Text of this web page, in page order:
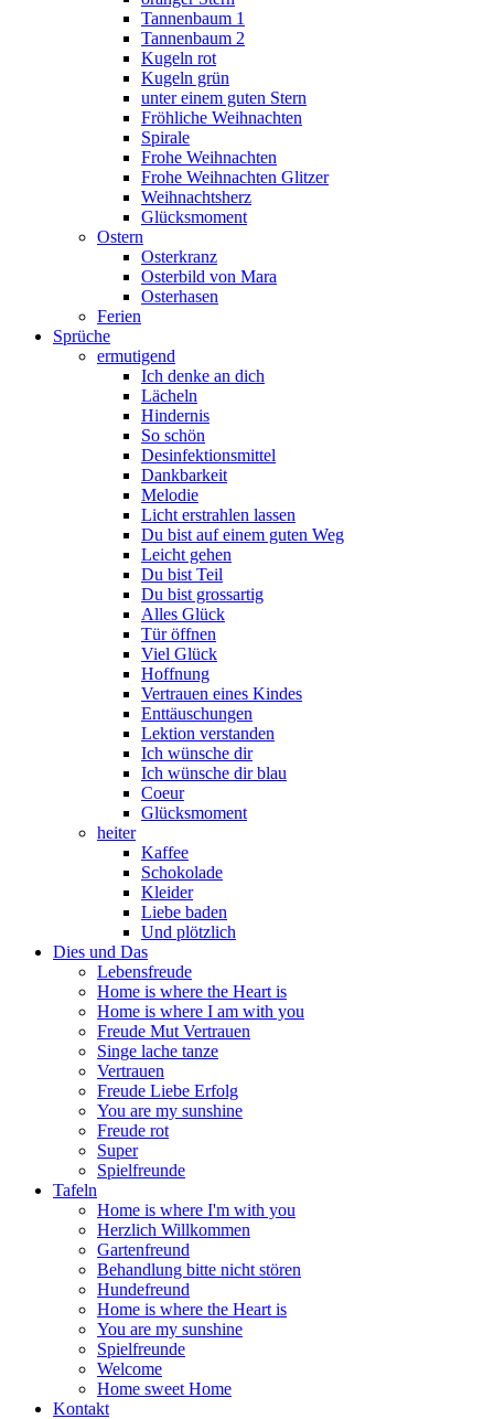
Tannenbaum 1
Tannenbaum 2
Kugeln rot
Kugeln grün
unter einem guten Stern
Fröhliche Weihnachten
Spirale
Frohe Weihnachten
Frohe Weihnachten Glitzer
Weihnachtsherz
Glücksmoment
Ostern
Osterkranz
Osterbild von Mara
Osterhasen
Ferien
Sprüche
ermutigend
Ich denke an dich
Lächeln
Hindernis
So schön
Desinfektionsmittel
Dankbarkeit
Melodie
Licht erstrahlen lassen
Du bist auf einem guten Weg
Leicht gehen
Du bist Teil
Du bist grossartig
Alles Glück
Tür öffnen
Viel Glück
Hoffnung
Vertrauen eines Kindes
Enttäuschungen
Lektion verstanden
Ich wünsche dir
Ich wünsche dir blau
Coeur
Glücksmoment
heiter
Kaffee
Schokolade
Kleider
Liebe baden
Und plötzlich
Dies und Das
Lebensfreude
Home is where the Heart is
Home is where I am with you
Freude Mut Vertrauen
Singe lache tanze
Vertrauen
Freude Liebe Erfolg
You are my sunshine
Freude rot
Super
Spielfreunde
Tafeln
Home is where I'm with you
Herzlich Willkommen
Gartenfreund
Behandlung bitte nicht stören
Hundefreund
Home is where the Heart is
You are my sunshine
Spielfreunde
Welcome
Home sweet Home
Kontakt